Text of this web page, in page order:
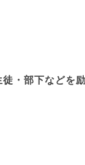
・部下などを